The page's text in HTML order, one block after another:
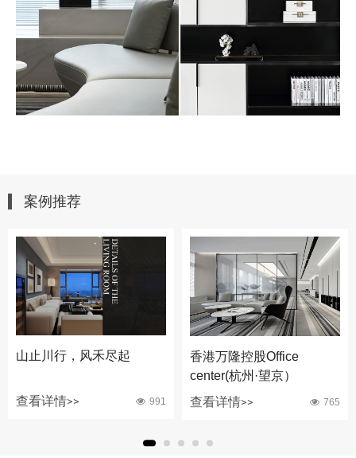
案例推荐
山止川行，风禾尽起
查看详情>> 991
香港万隆控股Office
center(杭州·望京）
查看详情>>
765